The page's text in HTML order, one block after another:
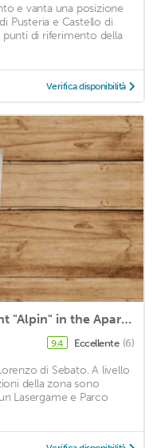
e vanta una posizione
Pusteria e Castello di
di riferimento della
Verifica disponibilità
Comfortable Holiday Apartment "Alpin" in the Apartment House Promberger*** with Balcony, Mountain View, Sauna, Wi-Fi & TV; Parking Available
9,4 Eccellente (6)
di Sebato. A livello
della zona sono
Lasergame e Parco